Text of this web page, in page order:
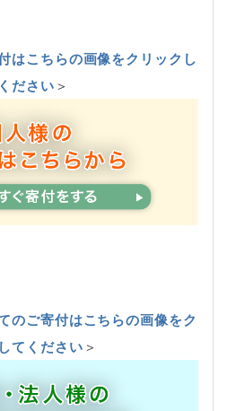
はこちらの画像をクリックし
ださい＞
のご寄付はこちらの画像をク
てください＞